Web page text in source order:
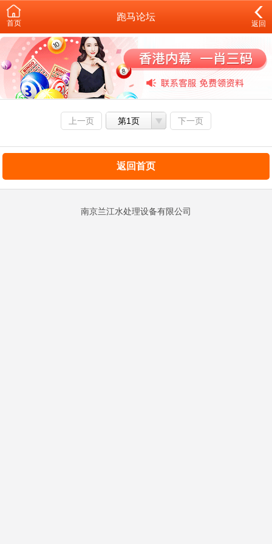
首页
跑马论坛
返回
上一页 第1页 下一页
返回首页
南京兰江水处理设备有限公司